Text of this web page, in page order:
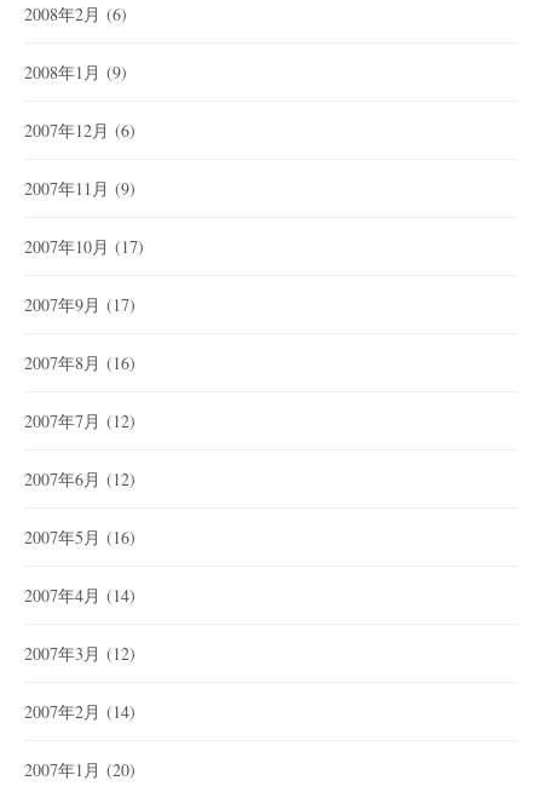
2008年2月 (6)
2008年1月 (9)
2007年12月 (6)
2007年11月 (9)
2007年10月 (17)
2007年9月 (17)
2007年8月 (16)
2007年7月 (12)
2007年6月 (12)
2007年5月 (16)
2007年4月 (14)
2007年3月 (12)
2007年2月 (14)
2007年1月 (20)